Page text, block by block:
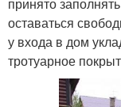
оставаться
у входа в дом
тротуарное